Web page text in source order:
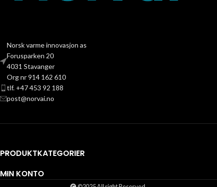
Norsk varme innovasjon as
Forusparken 20
4031 Stavanger
Org nr 914 162 610
tlf. +47 453 92 188
post@norvai.no
PRODUKTKATEGORIER
MIN KONTO